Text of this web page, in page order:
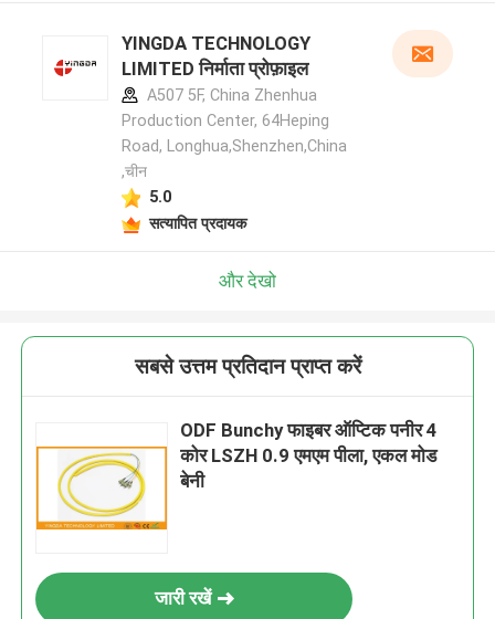
YINGDA TECHNOLOGY
LIMITED निर्माता प्रोफ़ाइल
A507 5F, China Zhenhua
Production Center, 64Heping
Road, Longhua,Shenzhen,China
,चीन
5.0
सत्यापित प्रदायक
और देखो
सबसे उत्तम प्रतिदान प्राप्त करें
ODF Bunchy फाइबर ऑप्टिक पनीर 4
कोर LSZH 0.9 एमएम पीला, एकल मोड
बेनी
जारी रखें